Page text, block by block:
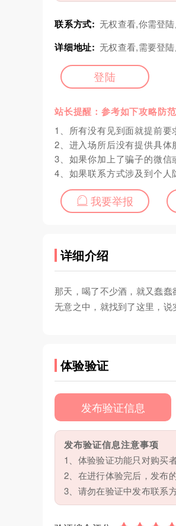
联系方式: 无权查看,你需登
详细地址: 无权查看,需要登
登陆
站长提醒：参考如下攻略防
1、所有没有见到面就提前要
2、进入场所后没有提供具体
3、如果你加上了骗子的微
4、如果联系方式涉及到个人
我要举报
详细介绍
那天，喝了不少酒，就又蠢
无意之中，就找到了这里，说
体验验证
发布验证信息
发布验证信息注意事项
1、体验验证功能只对购买
2、在进行体验完后，发布
3、请勿在验证中发布联系